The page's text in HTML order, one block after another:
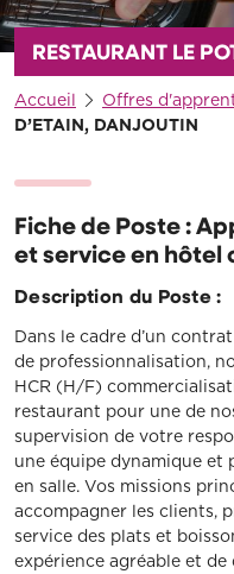
RESTAURANT LE
Accueil Offres
D’ETAIN, DANJOUTIN
Fiche de Poste :
et service en hôtel
Description du Poste :
Dans le cadre d’un
de professionnalisation,
HCR (H/F)
restaurant pour une de
supervision de votre
une équipe dynamique
en salle. Vos missions
accompagner les clients,
service des plats et
expérience agréable et